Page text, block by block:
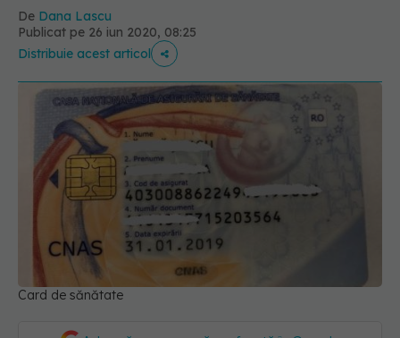
De Dana Lascu
Publicat pe 26 iun 2020, 08:25
Distribuie acest articol
Card de sănătate